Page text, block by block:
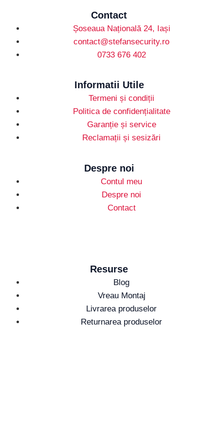
Contact
Șoseaua Națională 24, Iași
contact@stefansecurity.ro
0733 676 402
Informatii Utile
Termeni și condiții
Politica de confidențialitate
Garanție și service
Reclamații și sesizări
Despre noi
Contul meu
Despre noi
Contact
Resurse
Blog
Vreau Montaj
Livrarea produselor
Returnarea produselor